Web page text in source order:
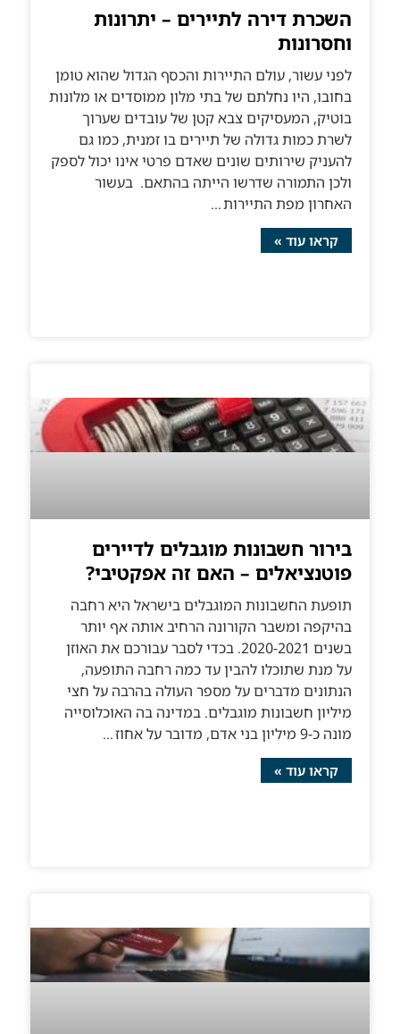
השכרת דירה לתיירים – יתרונות
וחסרונות
לפני עשור, עולם התיירות והכסף הגדול שהוא טומן
בחובו, היו נחלתם של בתי מלון ממוסדים או מלונות
בוטיק, המעסיקים צבא קטן של עובדים שערוך
לשרת כמות גדולה של תיירים בו זמנית, כמו גם
להעניק שירותים שונים שאדם פרטי אינו יכול לספק
ולכן התמורה שדרשו הייתה בהתאם. בעשור
האחרון מפת התיירות
קראו עוד »
בירור חשבונות מוגבלים לדיירים
פוטנציאלים – האם זה אפקטיבי?
תופעת החשבונות המוגבלים בישראל היא רחבה
בהיקפה ומשבר הקורונה הרחיב אותה אף יותר
בשנים 2020-2021. בכדי לסבר עבורכם את האוזן
על מנת שתוכלו להבין עד כמה רחבה התופעה,
הנתונים מדברים על מספר העולה בהרבה על חצי
מיליון חשבונות מוגבלים. במדינה בה האוכלוסייה
מונה כ-9 מיליון בני אדם, מדובר על אחוז
קראו עוד »